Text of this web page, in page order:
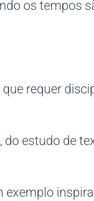
os tempos
requer
estudo de
exemplo